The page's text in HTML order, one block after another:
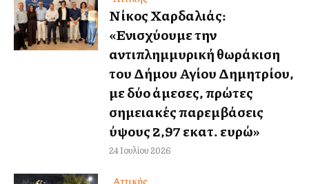
Νίκος Χαρδαλιάς:
«Ενισχύουμε την
αντιπλημμυρική θωράκιση
του Δήμου Αγίου Δημητρίου,
με δύο άμεσες, πρώτες
σημειακές παρεμβάσεις
ύψους 2,97 εκατ. ευρώ»
24 Ιουλίου 2026
Αττικής